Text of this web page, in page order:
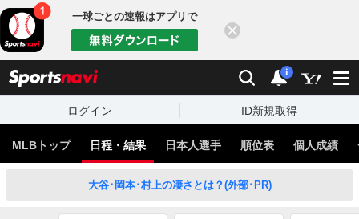
一球ごとの速報はアプリで
検索 通知
i
ログイン ID新規取得
MLBトップ 日程・結果 日本人選手 順位表 個人成績
大谷･岡本･村上の凄さとは？(外部･PR)